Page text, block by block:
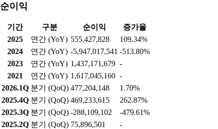
순이익
기간 구분 순이익
증가율
2025
연간 (YoY) 555,427,828
109.34%
2024
연간 (YoY) -5,947,017,541 -513.80%
2023
연간 (YoY) 1,437,171,679 -
2021
연간 (YoY) 1,617,045,160 -
2026.1Q 분기 (QoQ) 477,204,148
1.70%
2025.4Q 분기 (QoQ) 469,233,615
262.87%
2025.3Q 분기 (QoQ) -288,109,102
-479.61%
2025.2Q 분기 (QoQ) 75,896,501 -